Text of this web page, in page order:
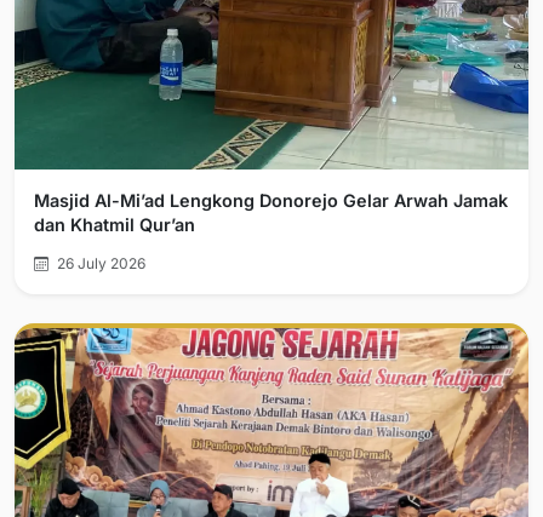
Masjid Al-Mi’ad Lengkong Donorejo Gelar Arwah Jamak
dan Khatmil Qur’an
26 July 2026